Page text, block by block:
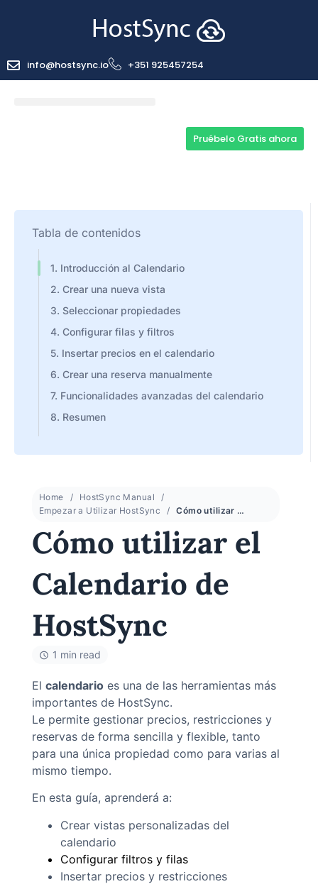
info@hostsync.io +351 925457254
Pruébelo Gratis ahora
Tabla de contenidos
1. Introducción al Calendario
2. Crear una nueva vista
3. Seleccionar propiedades
4. Configurar filas y filtros
5. Insertar precios en el calendario
6. Crear una reserva manualmente
7. Funcionalidades avanzadas del calendario
8. Resumen
Home
HostSync Manual
Empezar a Utilizar HostSync
Cómo utilizar el Calendario de HostSync
Cómo utilizar el
Calendario de
HostSync
1 min read
El calendario es una de las herramientas más
importantes de HostSync.
Le permite gestionar precios, restricciones y
reservas de forma sencilla y flexible, tanto
para una única propiedad como para varias al
mismo tiempo.
En esta guía, aprenderá a:
Crear vistas personalizadas del
calendario
Configurar filtros y filas
Insertar precios y restricciones